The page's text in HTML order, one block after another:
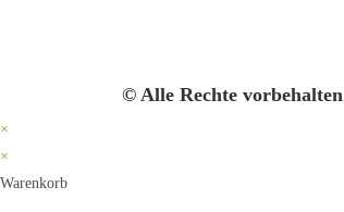
© Alle Rechte vorbehalten
×
×
Warenkorb